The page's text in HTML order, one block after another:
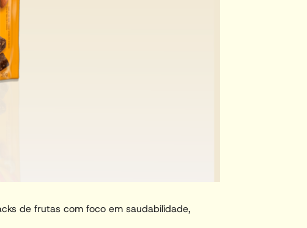
de frutas com foco em saudabilidade,